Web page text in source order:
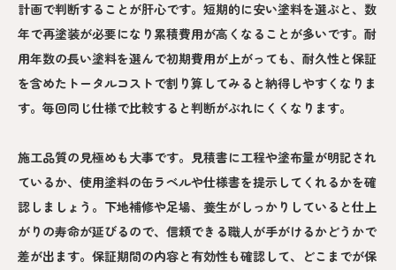
計画で判断することが肝心です。短期的に安い塗料を選ぶと、数
年で再塗装が必要になり累積費用が高くなることが多いです。耐
用年数の長い塗料を選んで初期費用が上がっても、耐久性と保証
を含めたトータルコストで割り算してみると納得しやすくなりま
す。毎回同じ仕様で比較すると判断がぶれにくくなります。
施工品質の見極めも大事です。見積書に工程や塗布量が明記され
ているか、使用塗料の缶ラベルや仕様書を提示してくれるかを確
認しましょう。下地補修や足場、養生がしっかりしていると仕上
がりの寿命が延びるので、信頼できる職人が手がけるかどうかで
差が出ます。保証期間の内容と有効性も確認して、どこまでが保